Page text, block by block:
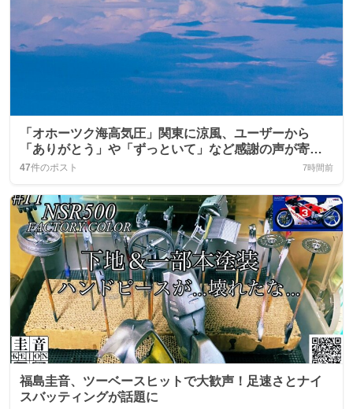
「オホーツク海高気圧」関東に涼風、ユーザーから
「ありがとう」や「ずっといて」など感謝の声が寄せ
られる
47件のポスト 7時間前
福島圭音、ツーベースヒットで大歓声！足速さとナイ
スバッティングが話題に